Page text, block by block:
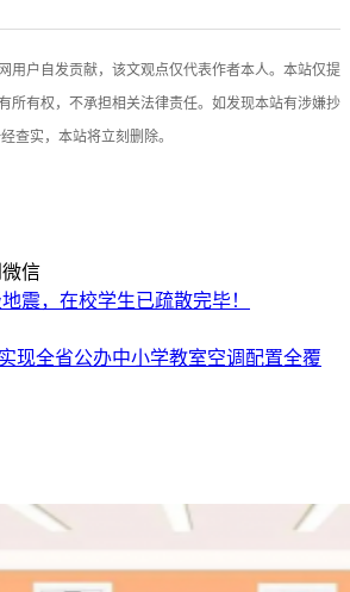
用户自发贡献，该文观点仅代表作者本人。本站仅提
所有权，不承担相关法律责任。如发现本站有涉嫌抄
查实，本站将立刻删除。
信
震，在校学生已疏散完毕！
现全省公办中小学教室空调配置全覆